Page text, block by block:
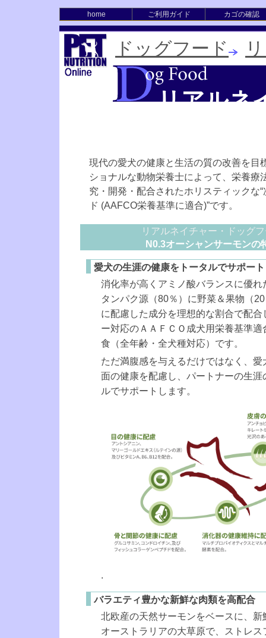
home ご利用ガイド カゴの確認
ドッグフード
リアルネ
現代の愛犬の健康と生活の質の改善を目
ショナルな動物栄養士によって、栄養療
究・開発・配合されたホリスティックな
ド (AAFCO栄養基準に適合)”です。
リアルネイチャー・ドッグ
N0.3オーシャンサーモンの
愛犬の生涯の健康をトータルでサポート
消化率が高くアミノ酸バランスに優れ
タンパク源（80％）に野菜＆果物（
に配慮した成分を理想的な割合で配合
ー対応のＡＡＦＣＯ成犬用栄養基準適
食（全年齢・全犬種対応）です。
ただ満腹感を与えるだけではなく、愛
面の健康を配慮し、パートナーの生涯
ルでサポートします。
.
バラエティ豊かな新鮮な肉類を高配合
北欧産の天然サーモンをベースに、新
オーストラリアの大草原で、ストレス